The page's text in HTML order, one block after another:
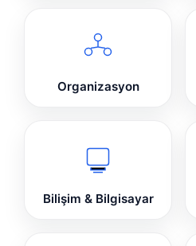
Organizasyon
Bilişim & Bilgisayar